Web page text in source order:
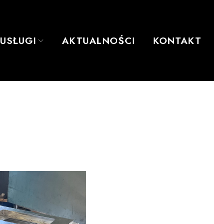
USŁUGI AKTUALNOŚCI KONTAKT